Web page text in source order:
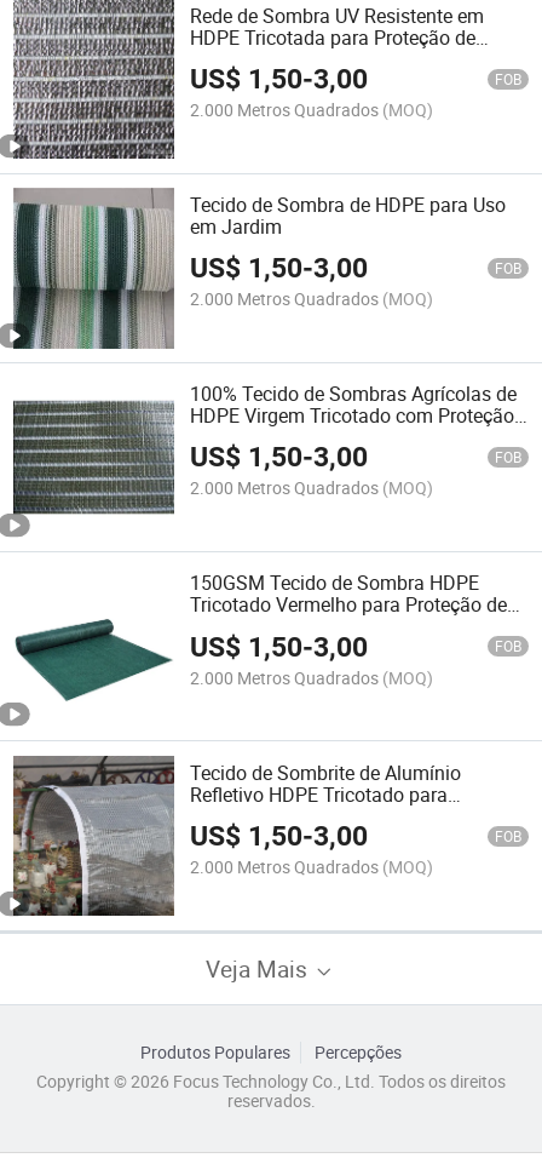
Rede de Sombra UV Resistente em
HDPE Tricotada para Proteção de
Privacidade em Cercas de Jardim
US$ 1,50-3,00 FOB
2.000 Metros Quadrados (MOQ)
Tecido de Sombra de HDPE para Uso
em Jardim
US$ 1,50-3,00 FOB
2.000 Metros Quadrados (MOQ)
100% Tecido de Sombras Agrícolas de
HDPE Virgem Tricotado com Proteção
US$ 1,50-3,00 FOB
2.000 Metros Quadrados (MOQ)
150GSM Tecido de Sombra HDPE
Tricotado Vermelho para Proteção de
US$ 1,50-3,00 FOB
2.000 Metros Quadrados (MOQ)
Tecido de Sombrite de Alumínio
Refletivo HDPE Tricotado para
Cobertura de Telhado de Estufa
US$ 1,50-3,00 FOB
2.000 Metros Quadrados (MOQ)
Veja Mais
Produtos Populares
Percepções
Copyright © 2026 Focus Technology Co., Ltd. Todos os direitos
reservados.